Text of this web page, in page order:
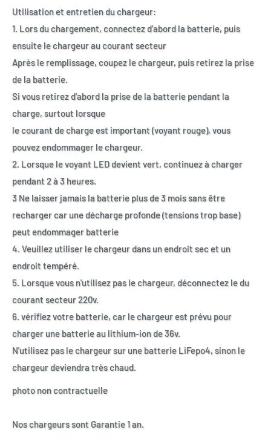
Utilisation et entretien du chargeur:
1. Lors du chargement, connectez d'abord la batterie, puis
ensuite le chargeur au courant secteur
Après le remplissage, coupez le chargeur, puis retirez la prise
de la batterie.
Si vous retirez d'abord la prise de la batterie pendant la
charge, surtout lorsque
le courant de charge est important (voyant rouge), vous
pouvez endommager le chargeur.
2. Lorsque le voyant LED devient vert, continuez à charger
pendant 2 à 3 heures.
3 Ne laisser jamais la batterie plus de 3 mois sans être
recharger car une décharge profonde (tensions trop base)
peut endommager batterie
4. Veuillez utiliser le chargeur dans un endroit sec et un
endroit tempéré.
5. Lorsque vous n'utilisez pas le chargeur, déconnectez le du
courant secteur 220v.
6. vérifiez votre batterie, car le chargeur est prévu pour
charger une batterie au lithium-ion de 36v.
N'utilisez pas le chargeur sur une batterie LiFepo4, sinon le
chargeur deviendra très chaud.
photo non contractuelle
Nos chargeurs sont Garantie 1 an.